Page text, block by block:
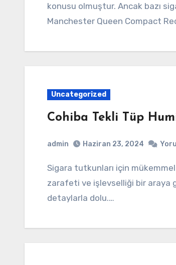
konusu olmuştur. Ancak bazı
Manchester Queen Compact
Uncategorized
Cohiba Tekli Tüp
admin Haziran 23, 2024
Sigara tutkunları için mükemmel bir deneyim sunan Cohiba Tekli Tüp Humidor ve Küllük seti,
zarafeti ve işlevselliği bir araya
detaylarla dolu.…